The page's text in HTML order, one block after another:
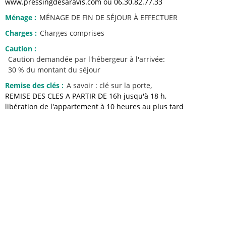
Ménage : MÉNAGE DE FIN DE SÉJOUR À EFFECTUER
Charges : Charges comprises
Caution :
Caution demandée par l'hébergeur à l'arrivée:
30 % du montant du séjour
Remise des clés : A savoir : clé sur la porte
REMISE DES CLES A PARTIR DE 16h jusqu'à 18 h
libération de l'appartement à 10 heures au plus tard